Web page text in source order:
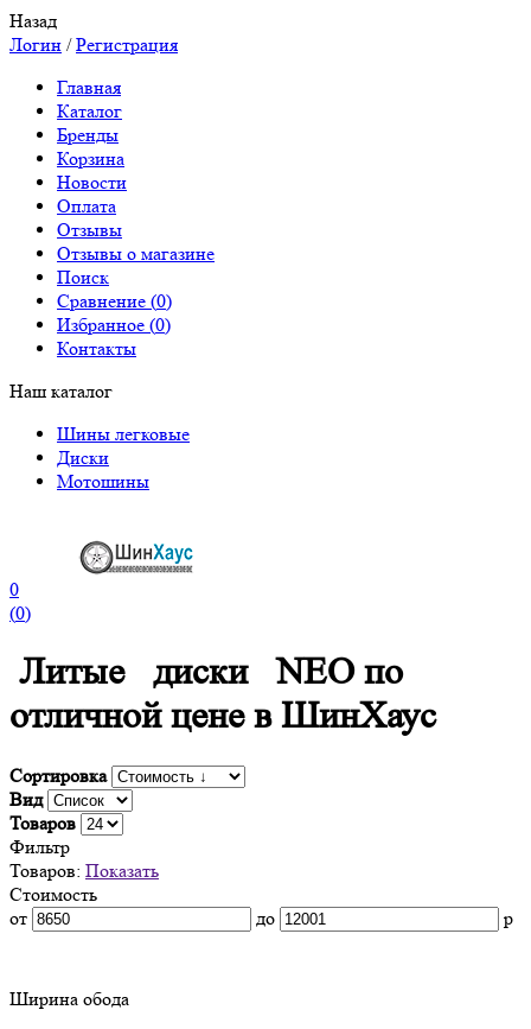
Назад
Логин /Регистрация
Главная
Каталог
Бренды
Корзина
Новости
Оплата
Отзывы
Отзывы о магазине
Поиск
Сравнение (0)
Избранное (0)
Контакты
Наш каталог
Шины легковые
Диски
Мотошины
0
(0)
Литые диски NEO по
отличной цене в ШинХаус
Сортировка
Вид
Товаров
Фильтр
Товаров: Показать
Стоимость
от
до р
Ширина обода